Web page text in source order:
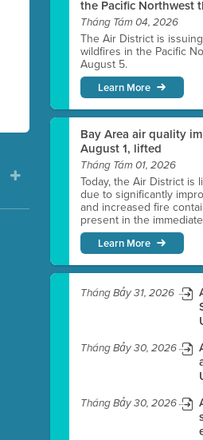
the Pacific Northwest
Tháng Tám 04, 2026
The Air District is
wildfires in the Pacific
August 5.
Learn More
Bay Area air quality
August 1, lifted
Tháng Tám 01, 2026
Today, the Air District is
due to significantly
and increased fire
present in the
Learn More
Tháng Bảy 31, 2026
Tháng Bảy 30, 2026
Tháng Bảy 30, 2026